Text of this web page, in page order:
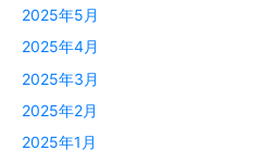
2025年5月
2025年4月
2025年3月
2025年2月
2025年1月